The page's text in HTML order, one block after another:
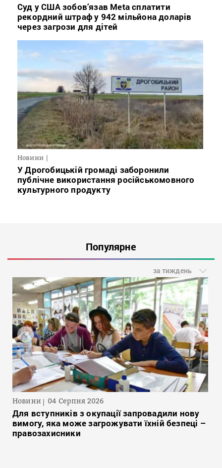
Суд у США зобов’язав Meta сплатити
рекордний штраф у 942 мільйона доларів
через загрози для дітей
Новини
У Дрогобицькій громаді заборонили
публічне використання російськомовного
культурного продукту
Популярне
за тиждень
Новини 04 Серпня 2026
Для вступників з окупації запровадили нову
вимогу, яка може загрожувати їхній безпеці –
правозахисники